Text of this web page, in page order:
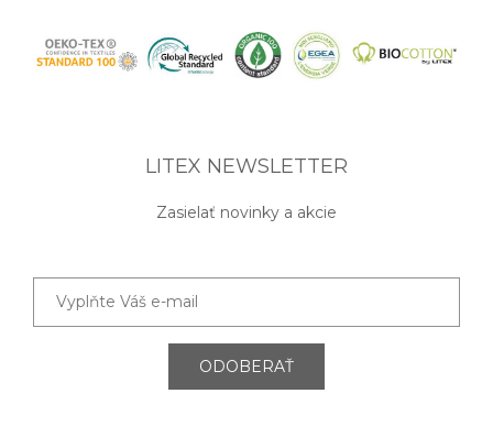
LITEX NEWSLETTER
Zasielať novinky a akcie
ODOBERAŤ